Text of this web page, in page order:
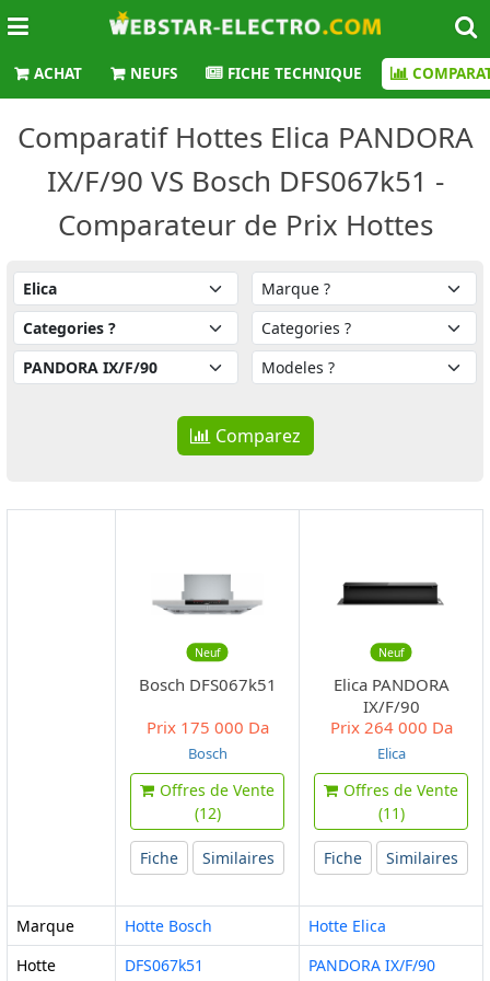
ACHAT NEUFS FICHE TECHNIQUE
Comparatif Hottes Elica PANDORA
IX/F/90 VS Bosch DFS067k51 -
Comparateur de Prix Hottes
Comparez
Neuf
Bosch DFS067k51
Prix175 000 Da
Bosch
Offres de Vente
(12)
Fiche Similaires
Neuf
Elica PANDORA
IX/F/90
Prix264 000 Da
Elica
Offres de Vente
(11)
Fiche Similaires
Marque Hotte Bosch
Hotte Elica
Hotte
DFS067k51 PANDORA IX/F/90